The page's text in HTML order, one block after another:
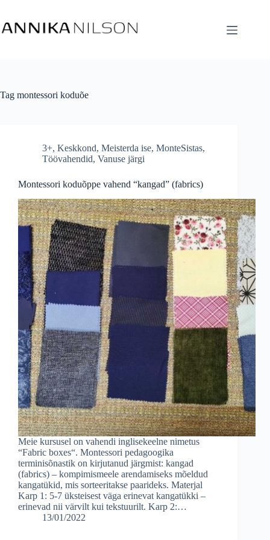
Tag montessori koduõe
3+, Keskkond, Meisterda ise, MonteSistas,
Töövahendid, Vanuse järgi
Montessori koduõppe vahend “kangad” (fabrics)
Meie kursusel on vahendi inglisekeelne nimetus
“Fabric boxes“. Montessori pedagoogika
terminisõnastik on kirjutanud järgmist: kangad
(fabrics) – kompimismeele arendamiseks mõeldud
kangatükid, mis sorteeritakse paarideks. Materjal
Karp 1: 5-7 üksteisest väga erinevat kangatükki –
erinevad nii värvilt kui tekstuurilt. Karp 2:…
13/01/2022